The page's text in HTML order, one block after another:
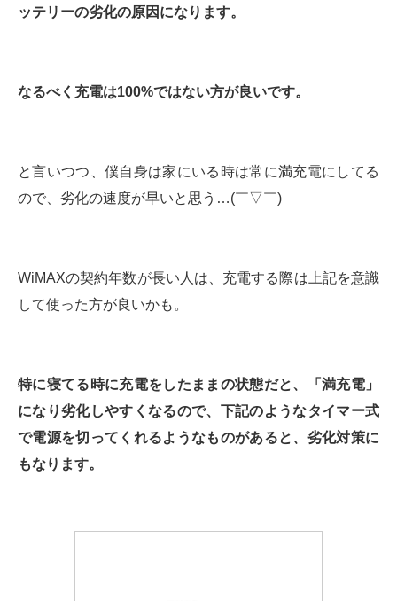
ッテリーの劣化の原因になります。
なるべく充電は100%ではない方が良いです。
と言いつつ、僕自身は家にいる時は常に満充電にしてる
ので、劣化の速度が早いと思う…(￣▽￣)
WiMAXの契約年数が長い人は、充電する際は上記を意識
して使った方が良いかも。
特に寝てる時に充電をしたままの状態だと、「満充電」
になり劣化しやすくなるので、下記のようなタイマー式
で電源を切ってくれるようなものがあると、劣化対策に
もなります。